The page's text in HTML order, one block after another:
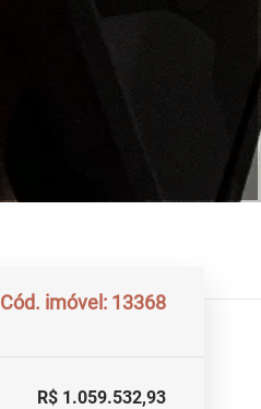
Cód. imóvel: 13368
R$ 1.059.532,93